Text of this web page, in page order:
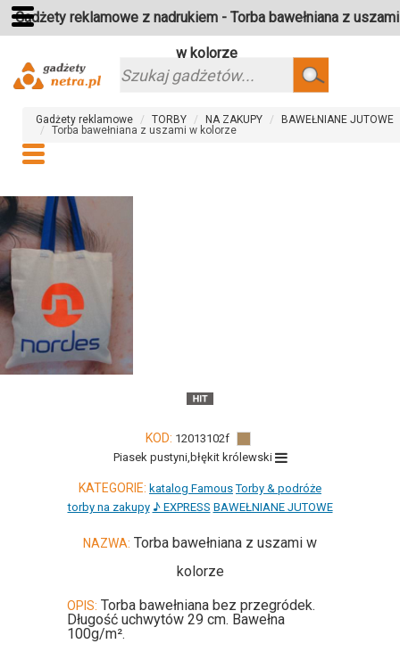
Gadżety reklamowe z nadrukiem - Torba bawełniana z uszami
w kolorze
Szukaj
Gadżety reklamowe TORBY NA ZAKUPY
BAWEŁNIANE JUTOWE
Torba bawełniana z uszami w kolorze
KOD: 12013102f
Piasek pustyni,błękit królewski
KATEGORIE: katalog Famous Torby & podróże
torby na zakupy ♪ EXPRESS BAWEŁNIANE JUTOWE
NAZWA: Torba bawełniana z uszami w
kolorze
OPIS: Torba bawełniana bez przegródek.
Długość uchwytów 29 cm. Bawełna
100g/m².